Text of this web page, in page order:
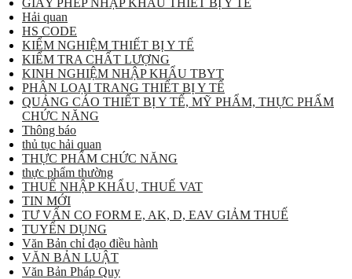
Hải quan
HS CODE
KIỂM NGHIỆM THIẾT BỊ Y TẾ
KIỂM TRA CHẤT LƯỢNG
KINH NGHIỆM NHẬP KHẨU TBYT
PHÂN LOẠI TRANG THIẾT BỊ Y TẾ
QUẢNG CÁO THIẾT BỊ Y TẾ, MỸ PHẨM, THỰC PHẨM
CHỨC NĂNG
Thông báo
thủ tục hải quan
THỰC PHẨM CHỨC NĂNG
thực phẩm thường
THUẾ NHẬP KHẨU, THUẾ VAT
TIN MỚI
TƯ VẤN CO FORM E, AK, D, EAV GIẢM THUẾ
TUYỂN DỤNG
Văn Bản chỉ đạo điều hành
VĂN BẢN LUẬT
Văn Bản Pháp Quy